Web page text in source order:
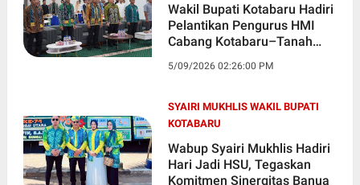
Wakil Bupati Kotabaru Hadiri
Pelantikan Pengurus HMI
Cabang Kotabaru–Tanah
5/09/2026 02:26:00 PM
SYAIRI MUKHLIS WAKIL BUPATI
KOTABARU
Wabup Syairi Mukhlis Hadiri
Hari Jadi HSU, Tegaskan
Komitmen Sinergitas Banua